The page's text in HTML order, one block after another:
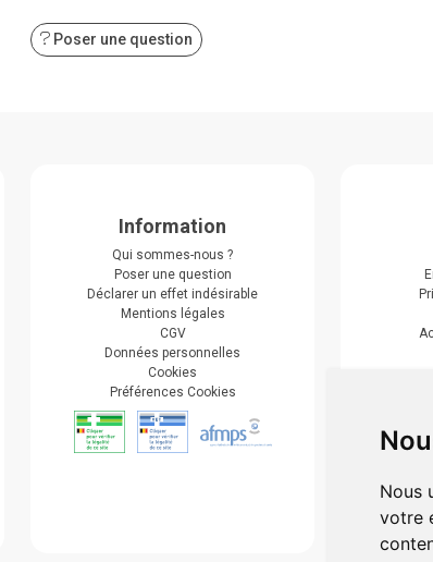
Nous
votre
Poser une question
Information
Qui sommes-nous ?
Poser une question
Déclarer un effet indésirable
Mentions légales
CGV
Données personnelles
Cookies
Préférences Cookies